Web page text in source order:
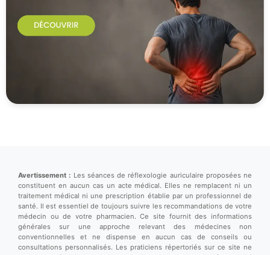
Avertissement : Les séances de réflexologie auriculaire proposées ne
constituent en aucun cas un acte médical. Elles ne remplacent ni un
traitement médical ni une prescription établie par un professionnel de
santé. Il est essentiel de toujours suivre les recommandations de votre
médecin ou de votre pharmacien. Ce site fournit des informations
générales sur une approche relevant des médecines non
conventionnelles et ne dispense en aucun cas de conseils ou
consultations personnalisés. Les praticiens répertoriés sur ce site ne